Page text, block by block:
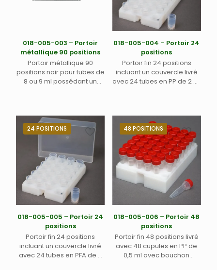
018-005-003 – Portoir
métallique 90 positions
Portoir métallique 90
positions noir pour tubes de
8 ou 9 ml possédant un
ASX-1400 and APS-1650, Oils
7400 and Oils 7600, APS-
7450V Teledyne Labs
018-005-004 – Portoir 24
positions
Portoir fin 24 positions
incluant un couvercle livré
avec 24 tubes en PP de 2 ml
Teledyne Labs (Cetac). (1)
24 POSITIONS
018-005-005 – Portoir 24
positions
Portoir fin 24 positions
incluant un couvercle livré
avec 24 tubes en PFA de 2
48 POSITIONS
018-005-006 – Portoir 48
positions
Portoir fin 48 positions livré
avec 48 cupules en PP de
0,5 ml avec bouchon